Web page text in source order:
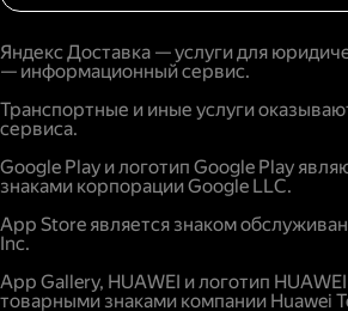
Яндекс Доставка — услуги для
— информационный сервис.
Транспортные и иные услуги
сервиса.
Google Play и логотип Google Play
знаками корпорации Google LLC.
App Store является знаком
Inc.
App Gallery, HUAWEI и логотип
товарными знаками компании Huawei